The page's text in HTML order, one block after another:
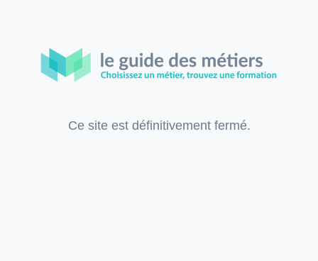
Ce site est définitivement fermé.